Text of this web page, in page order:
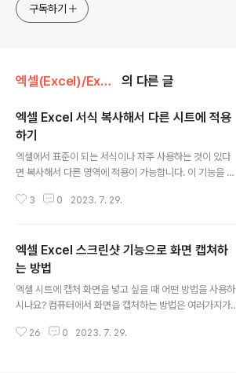
구독하기
엑셀(Excel)/Excel 의 다른 글
엑셀 Excel 서식 복사해서 다른 시트에 적용
하기
엑셀에서 표준이 되는 서식이나 자주 사용하는 것이 있다
면 복사해서 다른 영역에 적용이 가능합니다. 이 기능을 이
도형, 셀, 그림, 테두리, 텍스트 항목을 형식에 관계없이 첫
때문에 다시 복사하지 않고 반복해서 다른 영역에 적용하
는 것도 가능합니다. ▼ 아래 그림처럼 상단에 있는 표에
적용된 서식을 하단 표에 동일한 서식으로 적용하고 싶습
니다. ▼ 먼저 서식을 적용하기 위해 첫 번째 영역을 복사
해야 합니다. Ctrl + C 나 오른 마우스를 눌러 [복사] 메뉴
를 선택합니다. ※ 아래는 참고하면 좋을 만한 글들의 링크
3 0 2023. 7. 29.
엑셀 Excel 스크린샷 기능으로 화면 캡쳐하
는 방법
엑셀 시트에 캡처 화면을 넣고 싶을 때 어떤 방법을 사용하
시나요? 컴퓨터에서 화면을 캡처하는 방법은 여러가지가
없이 화면을 캡처할 수 있습니다. 그런데 스크린 전체를 캡
26 0 2023. 7. 29.